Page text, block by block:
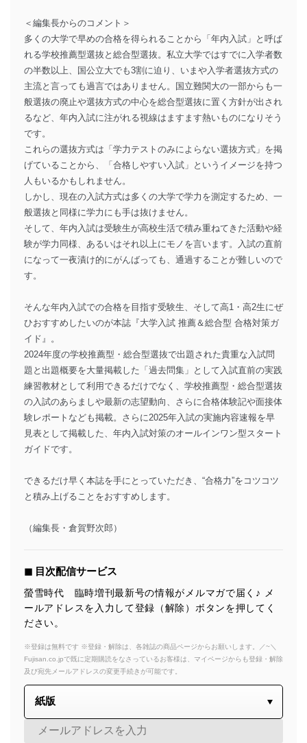
＜編集長からのコメント＞
多くの大学で早めの合格を得られることから「年内入試」と呼ば
れる学校推薦型選抜と総合型選抜。私立大学ではすでに入学者数
の半数以上、国公立大でも3割に迫り、いまや入学者選抜方式の
主流と言っても過言ではありません。国立難関大の一部からも一
般選抜の廃止や選抜方式の中心を総合型選抜に置く方針が出され
るなど、年内入試に注がれる視線はますます熱いものになりそう
です。
これらの選抜方式は「学力テストのみによらない選抜方式」を掲
げていることから、「合格しやすい入試」というイメージを持つ
人もいるかもしれません。
しかし、現在の入試方式は多くの大学で学力を測定するため、一
般選抜と同様に学力にも手は抜けません。
そして、年内入試は受験生が高校生活で積み重ねてきた活動や経
験が学力同様、あるいはそれ以上にモノを言います。入試の直前
になって一夜漬け的にがんばっても、通過することが難しいので
す。
そんな年内入試での合格を目指す受験生、そして高1・高2生にぜ
ひおすすめしたいのが本誌『大学入試 推薦＆総合型 合格対策ガ
イド』。
2024年度の学校推薦型・総合型選抜で出題された貴重な入試問
題と出題概要を大量掲載した「過去問集」として入試直前の実践
練習教材として利用できるだけでなく、学校推薦型・総合型選抜
の入試のあらましや最新の志望動向、さらに合格体験記や面接体
験レポートなども掲載。さらに2025年入試の実施内容速報を早
見表として掲載した、年内入試対策のオールインワン型スタート
ガイドです。
できるだけ早く本誌を手にとっていただき、“合格力”をコツコツ
と積み上げることをおすすめします。
（編集長・倉賀野次郎）
◼︎ 目次配信サービス
螢雪時代 臨時増刊最新号の情報がメルマガで届く♪ メ
ールアドレスを入力して登録（解除）ボタンを押してく
ださい。
※登録は無料です ※登録・解除は、各雑誌の商品ページからお願いします。／~＼
Fujisan.co.jpで既に定期購読をなさっているお客様は、マイページからも登録・解除
及び宛先メールアドレスの変更手続きが可能です。